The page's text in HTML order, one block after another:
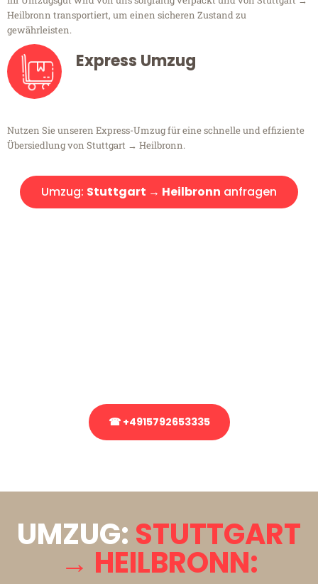
Heilbronn transportiert, um einen sicheren Zustand zu
gewährleisten.
Express Umzug
Nutzen Sie unseren Express-Umzug für eine schnelle und effiziente
Übersiedlung von Stuttgart → Heilbronn.
Umzug: Stuttgart → Heilbronn anfragen
☎ +4915792653335
UMZUG: STUTTGART
→ HEILBRONN: